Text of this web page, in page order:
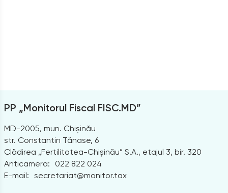
PP „Monitorul Fiscal FISC.MD”
MD-2005, mun. Chișinău
str. Constantin Tănase, 6
Clădirea „Fertilitatea-Chișinău” S.A., etajul 3, bir. 320
Anticamera:
022 822 024
E-mail: secretariat@monitor.tax